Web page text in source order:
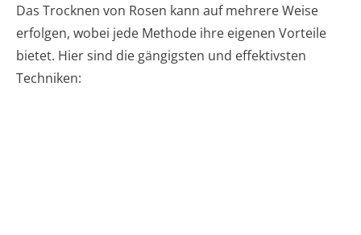
Das Trocknen von Rosen kann auf mehrere Weise
erfolgen, wobei jede Methode ihre eigenen Vorteile
bietet. Hier sind die gängigsten und effektivsten
Techniken: